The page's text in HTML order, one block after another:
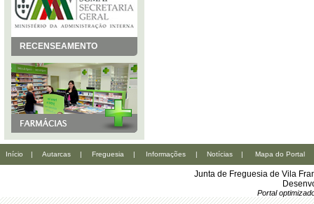
RECENSEAMENTO
Início | Autarcas | Freguesia | Informações | Notícias | Mapa do Portal
Junta de Freguesia de Vila
Portal